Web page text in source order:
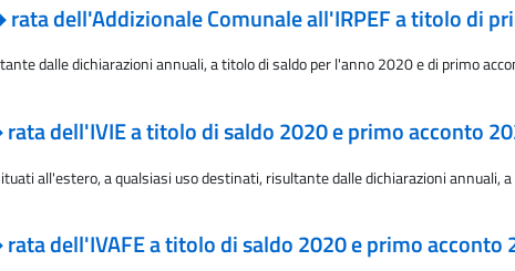
dell'Addizionale Comunale all'IRPEF a titolo di
dalle dichiarazioni annuali, a titolo di saldo per l'anno 2020 e di primo
dell'IVIE a titolo di saldo 2020 e primo acconto
all'estero, a qualsiasi uso destinati, risultante dalle dichiarazioni annuali,
dell'IVAFE a titolo di saldo 2020 e primo acconto